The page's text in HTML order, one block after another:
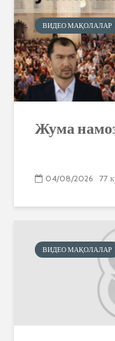
ВИДЕО МАҚОЛАЛАР
Жума
04/08/2026 77
ВИДЕО МАҚОЛАЛАР